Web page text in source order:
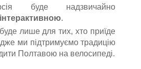
буде надзвичайно
інтерактивною.
лише для тих, хто приїде
ми підтримуємо традицію
Полтавою на велосипеді.